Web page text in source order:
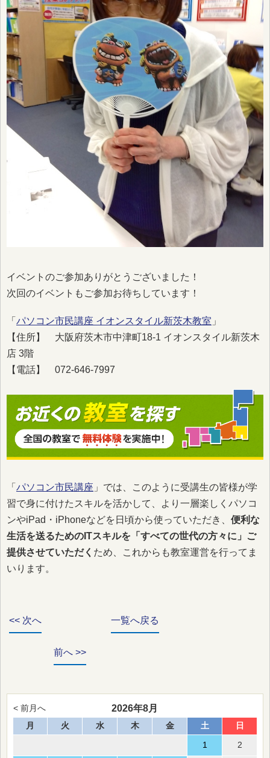
イベントのご参加ありがとうございました！
次回のイベントもご参加お待ちしています！
「 パソコン市民講座 イオンスタイル新茨木教室 」
【住所】 大阪府茨木市中津町18-1 イオンスタイル新茨木
店 3階
【電話】 072-646-7997
「 パソコン市民講座 」では、このように受講生の皆様が学
習で身に付けたスキルを活かして、より一層楽しくパソコ
ンやiPad・iPhoneなどを日頃から使っていただき、 便利な
生活を送るためのITスキルを「すべての世代の方々に」ご
提供させていただく ため、これからも教室運営を行ってま
いります。
<< 次へ 一覧へ戻る
前へ >>
< 前月へ 2026年8月
月 火 水 木 金 土 日
1 2